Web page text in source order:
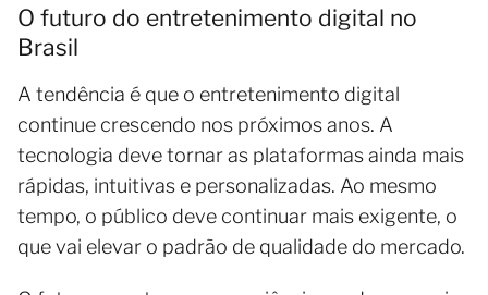
O futuro do entretenimento digital no
Brasil
A tendência é que o entretenimento digital
continue crescendo nos próximos anos. A
tecnologia deve tornar as plataformas ainda mais
rápidas, intuitivas e personalizadas. Ao mesmo
tempo, o público deve continuar mais exigente, o
que vai elevar o padrão de qualidade do mercado.